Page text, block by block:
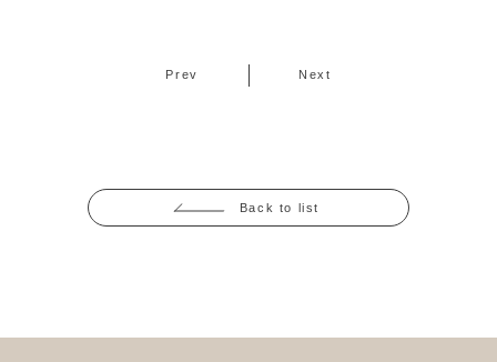
Prev Next
Back to list